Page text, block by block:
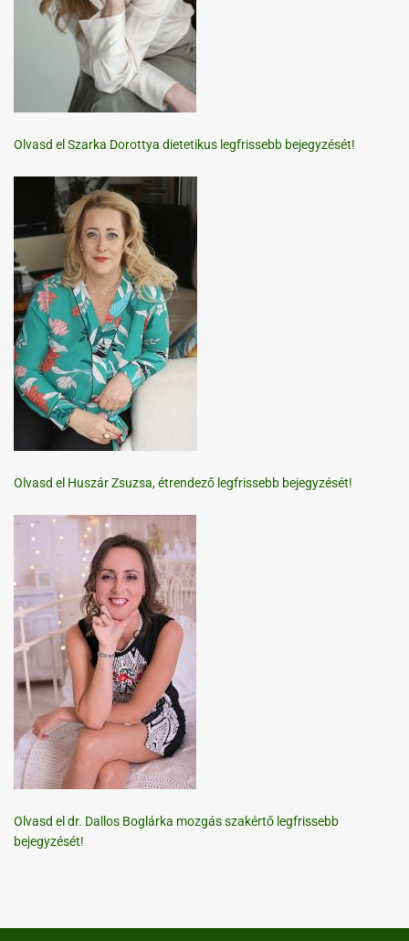
Olvasd el Szarka Dorottya dietetikus legfrissebb bejegyzését!
Olvasd el Huszár Zsuzsa, étrendező legfrissebb bejegyzését!
Olvasd el dr. Dallos Boglárka mozgás szakértő legfrissebb
bejegyzését!